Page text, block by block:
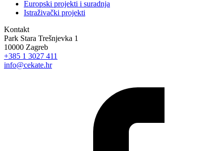
Europski projekti i suradnja
Istraživački projekti
Kontakt
Park Stara Trešnjevka 1
10000 Zagreb
+385 1 3027 411
info@cekate.hr